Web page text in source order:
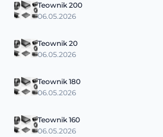
Teownik 200
06.05.2026
Teownik 20
06.05.2026
Teownik 180
06.05.2026
Teownik 160
06.05.2026